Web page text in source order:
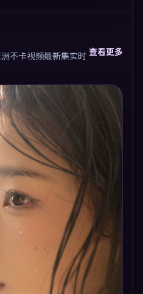
不卡视频最新集实时 查看更多